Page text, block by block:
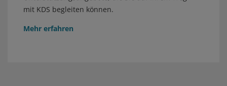
mit KDS begleiten können.
Mehr erfahren